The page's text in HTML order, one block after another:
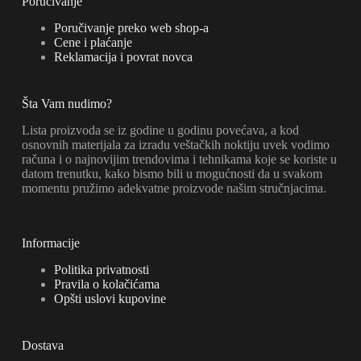
Poručivanje preko web shop-a
Cene i plaćanje
Reklamacija i povrat novca
Šta Vam nudimo?
Lista proizvoda se iz godine u godinu povećava, a kod
osnovnih materijala za izradu veštačkih noktiju uvek vodimo
računa i o najnovijim trendovima i tehnikama koje se koriste u
datom trenutku, kako bismo bili u mogućnosti da u svakom
momentu pružimo adekvatne proizvode našim stručnjacima.
Informacije
Politika privatnosti
Pravila o kolačićama
Opšti uslovi kupovine
Dostava